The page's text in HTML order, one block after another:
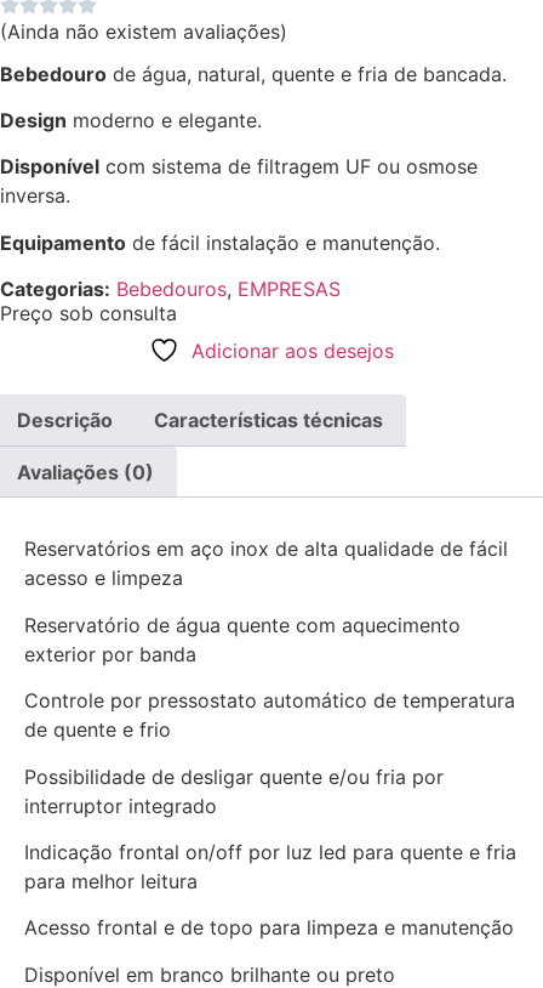
(Ainda não existem avaliações)
Bebedouro de água, natural, quente e fria de bancada.
Design moderno e elegante.
Disponível com sistema de filtragem UF ou osmose
inversa.
Equipamento de fácil instalação e manutenção.
Categorias: Bebedouros, EMPRESAS
Preço sob consulta
Adicionar aos desejos
Descrição Características técnicas
Avaliações (0)
Reservatórios em aço inox de alta qualidade de fácil
acesso e limpeza
Reservatório de água quente com aquecimento
exterior por banda
Controle por pressostato automático de temperatura
de quente e frio
Possibilidade de desligar quente e/ou fria por
interruptor integrado
Indicação frontal on/off por luz led para quente e fria
para melhor leitura
Acesso frontal e de topo para limpeza e manutenção
Disponível em branco brilhante ou preto